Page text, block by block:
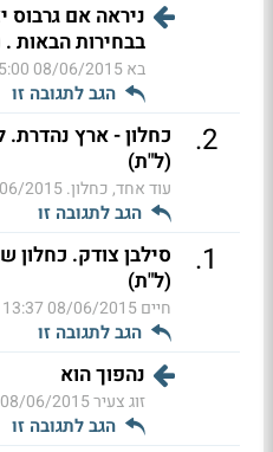
ניראה אם גרבוס
בבחירות הבאות
בא08/06/2015 15:00
הגב לתגובה זו
2
.
כחלון - ארץ נהדרת.
(ל"ת)
עוד אחד, כחלון.2015 13:44
הגב לתגובה זו
1
.
סילבן צודק. כחלון
(ל"ת)
חיים08/06/2015 13:37
הגב לתגובה זו
נהפוך הוא
זוג צעיר08/06/2015 13:57
הגב לתגובה זו